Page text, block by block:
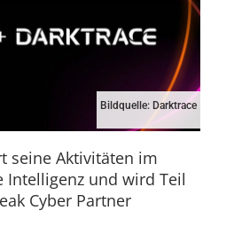
Bildquelle: Darktrace
seine Aktivitäten im
Intelligenz und wird Teil
Cyber Partner